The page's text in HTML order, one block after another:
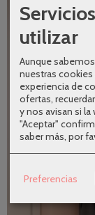
utilizar
Aunque
nuestras
experiencia de
ofertas,
y nos avisan si la
"Aceptar"
saber más, por
Preferencias